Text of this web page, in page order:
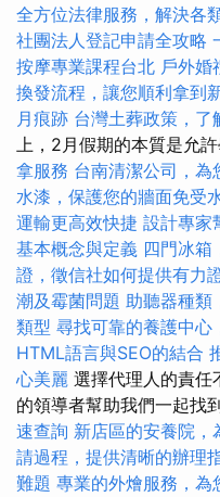
全方位法律服務，解決各
社團法人登記申請全攻略
按摩專業課程台北 戶外婚
換發流程，讓您順利拿到
月痕跡 台灣土葬政策，了
上，2月假期的本質是允
拿服務 台南清潔公司，為
水漆，保護您的牆面免受
運輸更高效快捷 設計專家
基本概念與定義 四門冰箱
證，徵信社如何提供有力
潮及霉菌問題 助聽器種類
類型 尋找可靠的養護中心
HTML語言與SEO的結合
心美麗 選擇代理人的責任
的領導者幫助我們一起找
速查詢 新店區的安養院，
請過程，提供清晰的辦理
難題 專業的外燴服務，為